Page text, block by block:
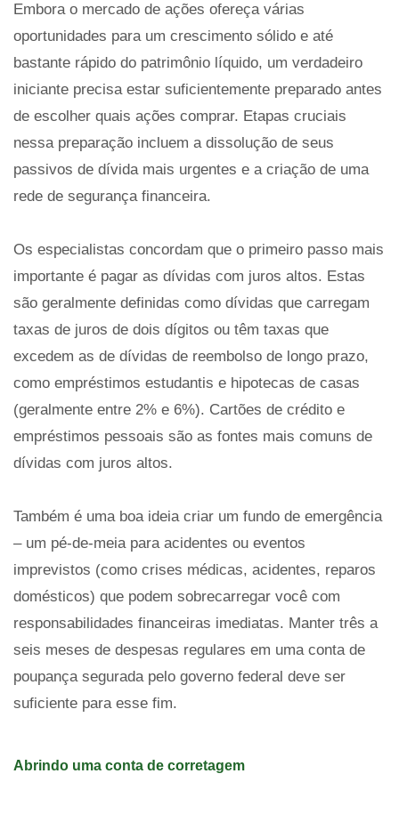
Embora o mercado de ações ofereça várias
oportunidades para um crescimento sólido e até
bastante rápido do patrimônio líquido, um verdadeiro
iniciante precisa estar suficientemente preparado antes
de escolher quais ações comprar. Etapas cruciais
nessa preparação incluem a dissolução de seus
passivos de dívida mais urgentes e a criação de uma
rede de segurança financeira.
Os especialistas concordam que o primeiro passo mais
importante é pagar as dívidas com juros altos. Estas
são geralmente definidas como dívidas que carregam
taxas de juros de dois dígitos ou têm taxas que
excedem as de dívidas de reembolso de longo prazo,
como empréstimos estudantis e hipotecas de casas
(geralmente entre 2% e 6%). Cartões de crédito e
empréstimos pessoais são as fontes mais comuns de
dívidas com juros altos.
Também é uma boa ideia criar um fundo de emergência
– um pé-de-meia para acidentes ou eventos
imprevistos (como crises médicas, acidentes, reparos
domésticos) que podem sobrecarregar você com
responsabilidades financeiras imediatas. Manter três a
seis meses de despesas regulares em uma conta de
poupança segurada pelo governo federal deve ser
suficiente para esse fim.
Abrindo uma conta de corretagem